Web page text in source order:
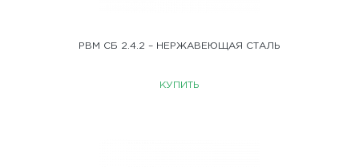
РВМ СБ 2.4.2 – НЕРЖАВЕЮЩАЯ СТАЛЬ
КУПИТЬ